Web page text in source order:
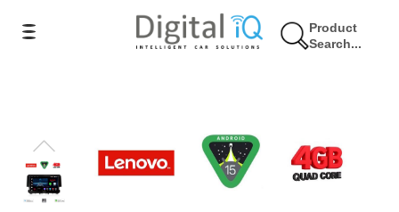
Product
Search...
9% Έκπτωση